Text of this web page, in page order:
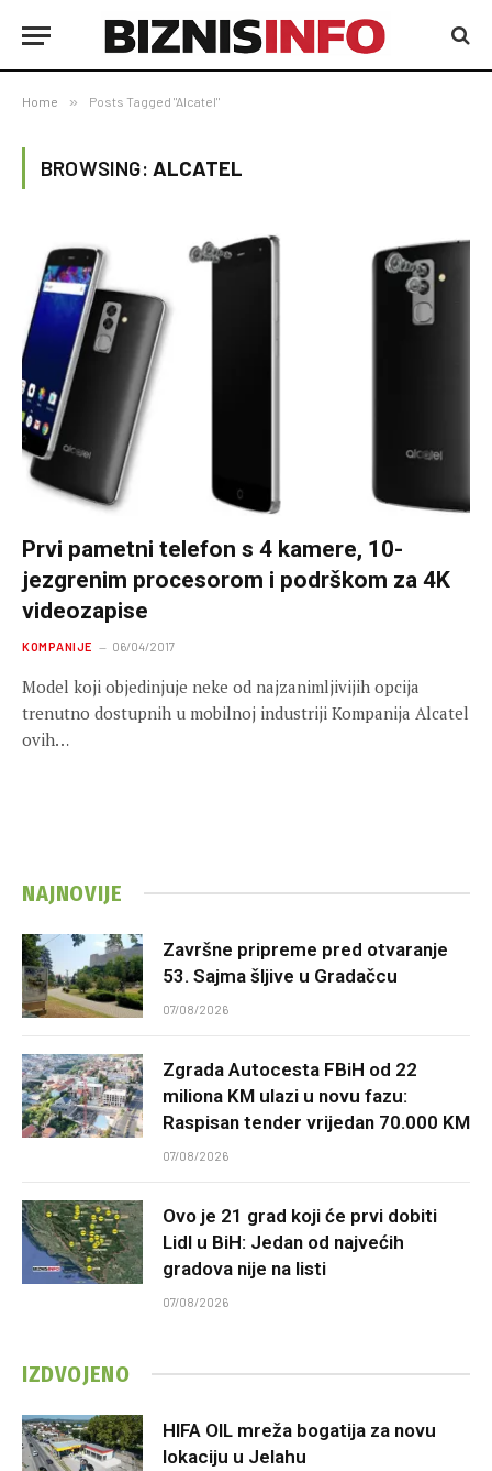
Home » Posts Tagged "Alcatel"
BROWSING: ALCATEL
Prvi pametni telefon s 4 kamere, 10-
jezgrenim procesorom i podrškom za 4K
videozapise
KOMPANIJE 06/04/2017
Model koji objedinjuje neke od najzanimljivijih opcija
trenutno dostupnih u mobilnoj industriji Kompanija Alcatel
ovih…
NAJNOVIJE
Završne pripreme pred otvaranje
53. Sajma šljive u Gradačcu
07/08/2026
Zgrada Autocesta FBiH od 22
miliona KM ulazi u novu fazu:
Raspisan tender vrijedan 70.000 KM
07/08/2026
Ovo je 21 grad koji će prvi dobiti
Lidl u BiH: Jedan od najvećih
gradova nije na listi
07/08/2026
IZDVOJENO
HIFA OIL mreža bogatija za novu
lokaciju u Jelahu